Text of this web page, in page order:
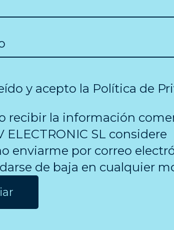
y acepto la Política de
recibir la información
ELECTRONIC SL considere
enviarme por correo
de baja en cualquier